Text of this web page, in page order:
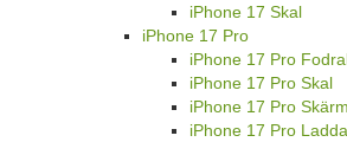
iPhone 17 Skal
iPhone 17 Pro
iPhone 17 Pro
iPhone 17 Pro Skal
iPhone 17 Pro
iPhone 17 Pro